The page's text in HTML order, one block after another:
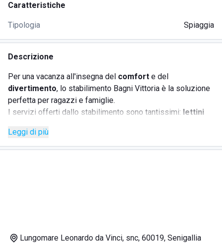
Caratteristiche
Tipologia Spiaggia
Descrizione
Per una vacanza all'insegna del comfort e del
divertimento, lo stabilimento Bagni Vittoria è la soluzione
perfetta per ragazzi e famiglie.
I servizi offerti dallo stabilimento sono tantissimi: lettini
e fredde, cabine-spogliatoio
Il lido dispone di unbar, perfetto per una colazione sul
Leggi di più
Lungomare Leonardo da Vinci, snc, 60019, Senigallia